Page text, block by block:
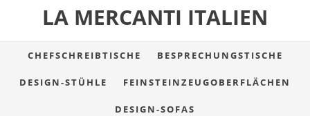
LA MERCANTI ITALIEN
CHEFSCHREIBTISCHE BESPRECHUNGSTISCHE
DESIGN-STÜHLE FEINSTEINZEUGOBERFLÄCHEN
DESIGN-SOFAS